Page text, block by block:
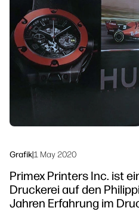
Sicherheit
Workflow-Lösungen
Nachhaltigkeit
Grafik|1 May 2020
Primex Printers Inc. ist
Druckerei auf den
Jahren Erfahrung im